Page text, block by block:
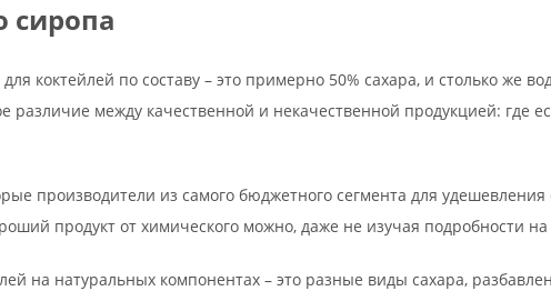
сиропа
коктейлей по составу – это примерно 50% сахара, и столько
различие между качественной и некачественной продукцией: где
производители из самого бюджетного сегмента для
продукт от химического можно, даже не изучая подробности
на натуральных компонентах – это разные виды сахара,